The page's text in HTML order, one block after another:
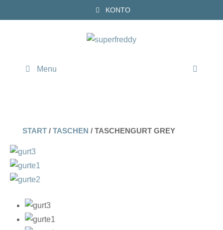
Inhalt
KONTO
Menu
START / TASCHEN / TASCHENGURT GREY